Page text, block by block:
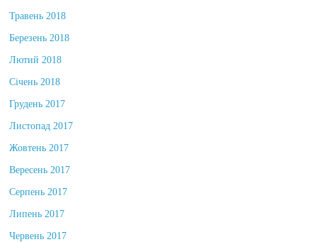
Травень 2018
Березень 2018
Лютий 2018
Січень 2018
Грудень 2017
Листопад 2017
Жовтень 2017
Вересень 2017
Серпень 2017
Липень 2017
Червень 2017